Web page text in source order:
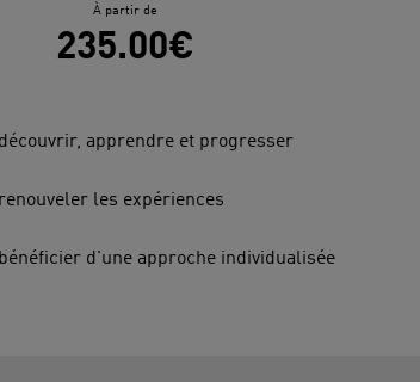
À partir de
235.00€
apprendre et progresser
les expériences
d'une approche individualisée